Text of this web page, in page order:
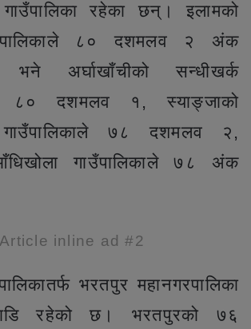
रहेका छन्। इलामको
८० दशमलव २ अंक
अर्घाखाँचीको सन्धीखर्क
८० दशमलव १, स्याङ्जाको
गाउँपालिकाले ७८ दशमलव २,
गाउँपालिकाले ७८ अंक
Article inline ad #2
भरतपुर महानगरपालिका
रहेको छ। भरतपुरको ७६